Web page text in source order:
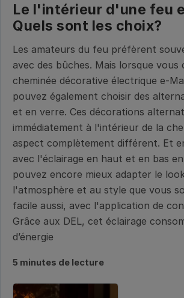
Le l'intérieur d'une feu
Quels sont les choix?
Les amateurs du feu préfèrent
avec des bûches. Mais lorsque vous
cheminée décorative électrique e-
pouvez également choisir des
et en verre. Ces décorations
immédiatement à l'intérieur de la
aspect complètement différent. Et
avec l'éclairage en haut et en bas
pouvez encore mieux adapter le
l'atmosphère et au style que vous
facile aussi, avec l'application de
Grâce aux DEL, cet éclairage
d’énergie
5 minutes de lecture